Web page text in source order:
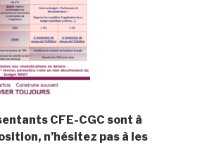
CFE-CGC sont à
n’hésitez pas à les